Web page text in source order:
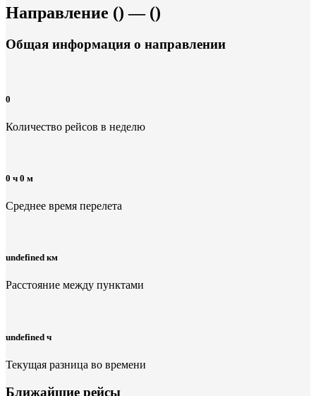
Направление () — ()
Общая информация о направлении
0
Количество рейсов в неделю
0 ч 0 м
Среднее время перелета
undefined км
Расстояние между пунктами
undefined ч
Текущая разница во времени
Ближайшие рейсы